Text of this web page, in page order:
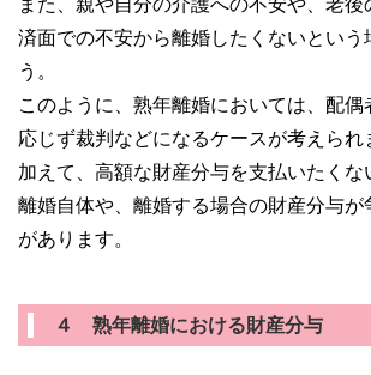
また、親や自分の介護への不安や、老後
済面での不安から離婚したくないという
う。
このように、熟年離婚においては、配偶
応じず裁判などになるケースが考えられ
加えて、高額な財産分与を支払いたくな
離婚自体や、離婚する場合の財産分与が
があります。
４ 熟年離婚における財産分与